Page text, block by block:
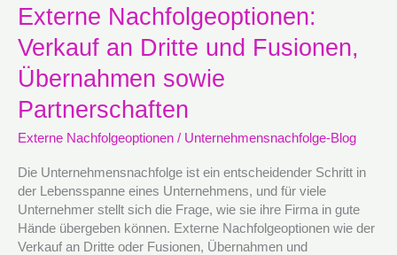
Externe Nachfolgeoptionen:
Verkauf an Dritte und Fusionen,
Übernahmen sowie
Partnerschaften
Externe Nachfolgeoptionen / Unternehmensnachfolge-Blog
Die Unternehmensnachfolge ist ein entscheidender Schritt in
der Lebensspanne eines Unternehmens, und für viele
Unternehmer stellt sich die Frage, wie sie ihre Firma in gute
Hände übergeben können. Externe Nachfolgeoptionen wie der
Verkauf an Dritte oder Fusionen, Übernahmen und
Externe
Nachfolgeoptionen:
Verkauf
an
Dritte
und
Fusionen,
Übernahmen
Partnerschaften